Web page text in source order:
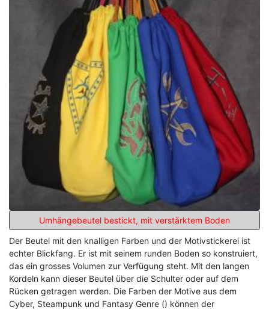
Umhängebeutel bestickt, mit verstärktem Boden
Der Beutel mit den knalligen Farben und der Motivstickerei ist
echter Blickfang. Er ist mit seinem runden Boden so konstruiert,
das ein grosses Volumen zur Verfügung steht. Mit den langen
Kordeln kann dieser Beutel über die Schulter oder auf dem
Rücken getragen werden. Die Farben der Motive aus dem
Cyber, Steampunk und Fantasy Genre () können der